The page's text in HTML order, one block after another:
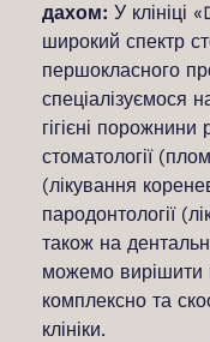
дахом: У клініці
широкий спектр
першокласного
спеціалізуємося
гігієні
стоматології
(лікування
пародонтології
також на
можемо вирішити
комплексно та
клініки.